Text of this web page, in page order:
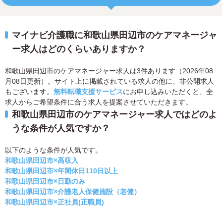
マイナビ介護職に和歌山県田辺市のケアマネージャ
ー求人はどのくらいありますか？
和歌山県田辺市のケアマネージャー求人は3件あります（2026年08
月08日更新）。サイト上に掲載されている求人の他に、非公開求人
もございます。 無料転職支援サービスにお申し込みいただくと、全
求人からご希望条件に合う求人を提案させていただきます。
和歌山県田辺市のケアマネージャー求人ではどのよ
うな条件が人気ですか？
以下のような条件が人気です。
和歌山県田辺市×高収入
和歌山県田辺市×年間休日110日以上
和歌山県田辺市×日勤のみ
和歌山県田辺市×介護老人保健施設（老健）
和歌山県田辺市×正社員(正職員)